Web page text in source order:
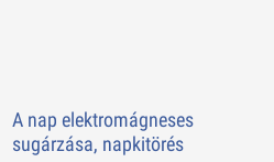
A nap elektromágneses
sugárzása, napkitörés